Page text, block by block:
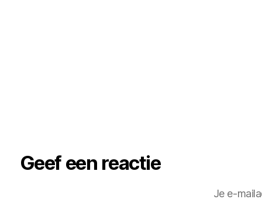
Geef een reactie
Je e-